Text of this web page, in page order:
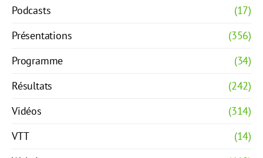
Podcasts
(17)
Présentations
(356)
Programme
(34)
Résultats
(242)
Vidéos
(314)
VTT
(14)